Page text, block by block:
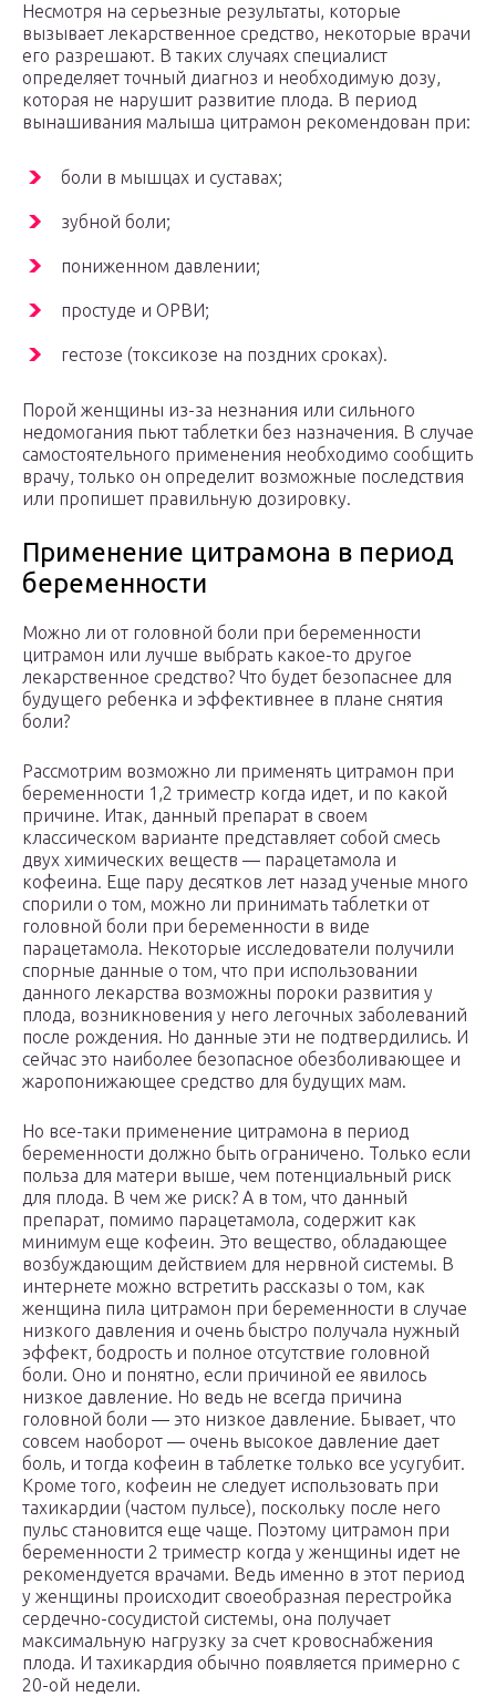
Несмотря на серьезные результаты, которые
вызывает лекарственное средство, некоторые врачи
его разрешают. В таких случаях специалист
определяет точный диагноз и необходимую дозу,
которая не нарушит развитие плода. В период
вынашивания малыша цитрамон рекомендован при:
боли в мышцах и суставах;
зубной боли;
пониженном давлении;
простуде и ОРВИ;
гестозе (токсикозе на поздних сроках).
Порой женщины из-за незнания или сильного
недомогания пьют таблетки без назначения. В случае
самостоятельного применения необходимо сообщить
врачу, только он определит возможные последствия
или пропишет правильную дозировку.
Применение цитрамона в период
беременности
Можно ли от головной боли при беременности
цитрамон или лучше выбрать какое-то другое
лекарственное средство? Что будет безопаснее для
будущего ребенка и эффективнее в плане снятия
боли?
Рассмотрим возможно ли применять цитрамон при
беременности 1,2 триместр когда идет, и по какой
причине. Итак, данный препарат в своем
классическом варианте представляет собой смесь
двух химических веществ — парацетамола и
кофеина. Еще пару десятков лет назад ученые много
спорили о том, можно ли принимать таблетки от
головной боли при беременности в виде
парацетамола. Некоторые исследователи получили
спорные данные о том, что при использовании
данного лекарства возможны пороки развития у
плода, возникновения у него легочных заболеваний
после рождения. Но данные эти не подтвердились. И
сейчас это наиболее безопасное обезболивающее и
жаропонижающее средство для будущих мам.
Но все-таки применение цитрамона в период
беременности должно быть ограничено. Только если
польза для матери выше, чем потенциальный риск
для плода. В чем же риск? А в том, что данный
препарат, помимо парацетамола, содержит как
минимум еще кофеин. Это вещество, обладающее
возбуждающим действием для нервной системы. В
интернете можно встретить рассказы о том, как
женщина пила цитрамон при беременности в случае
низкого давления и очень быстро получала нужный
эффект, бодрость и полное отсутствие головной
боли. Оно и понятно, если причиной ее явилось
низкое давление. Но ведь не всегда причина
головной боли — это низкое давление. Бывает, что
совсем наоборот — очень высокое давление дает
боль, и тогда кофеин в таблетке только все усугубит.
Кроме того, кофеин не следует использовать при
тахикардии (частом пульсе), поскольку после него
пульс становится еще чаще. Поэтому цитрамон при
беременности 2 триместр когда у женщины идет не
рекомендуется врачами. Ведь именно в этот период
у женщины происходит своеобразная перестройка
сердечно-сосудистой системы, она получает
максимальную нагрузку за счет кровоснабжения
плода. И тахикардия обычно появляется примерно с
20-ой недели.